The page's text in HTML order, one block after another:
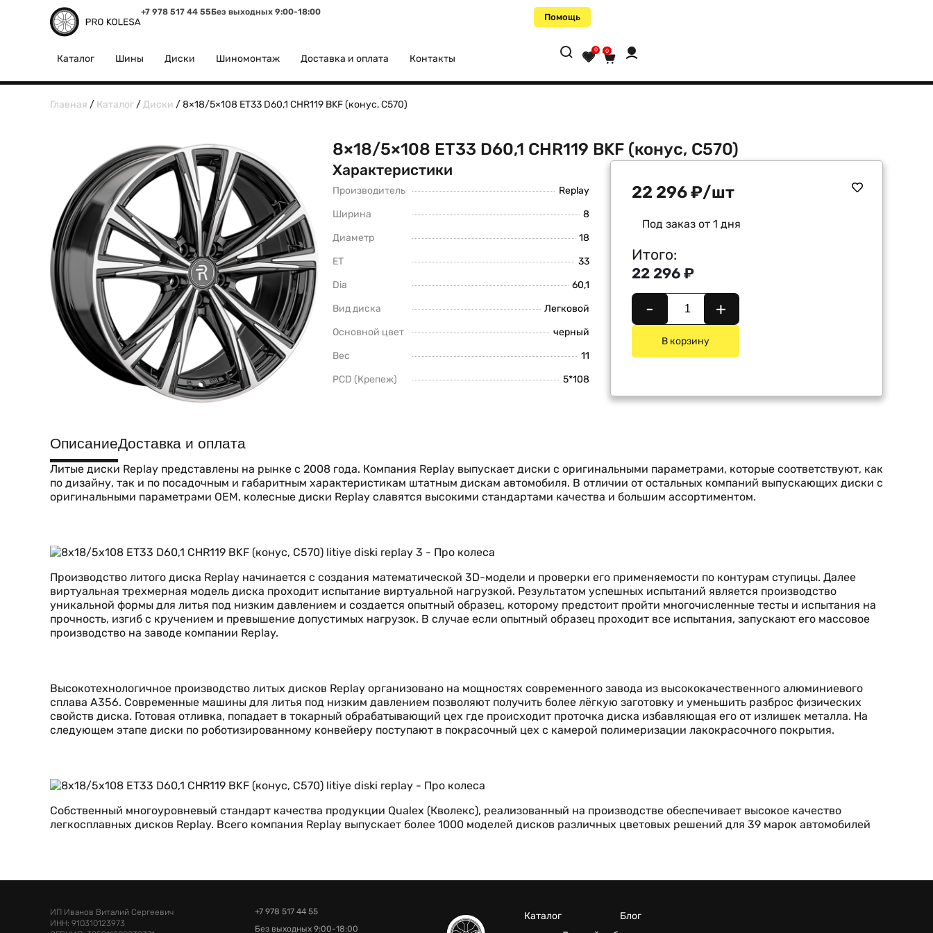
+7 978 517 44 55Без выходных 9:00-18:00 Помощь
Каталог Шины Диски Шиномонтаж Доставка и оплата Контакты
0 0
Главная / Каталог /Диски / 8×18/5×108 ET33 D60,1 CHR119 BKF (конус, C570)
8×18/5×108 ET33 D60,1 CHR119 BKF (конус, C570)
Характеристики
Производитель
Replay
Ширина
8
Диаметр
18
ET
33
Dia
60,1
Вид диска
Легковой
Основной цвет
черный
Вес
11
PCD (Крепеж)
5*108
22 296₽/шт
Под заказ от 1 дня
Итого:
22 296 ₽
- +
В корзину
ОписаниеДоставка и оплата
Литые диски Replay представлены на рынке с 2008 года. Компания Replay выпускает диски с оригинальными параметрами, которые соответствуют, как
по дизайну, так и по посадочным и габаритным характеристикам штатным дискам автомобиля. В отличии от остальных компаний выпускающих диски с
оригинальными параметрами OEM, колесные диски Replay славятся высокими стандартами качества и большим ассортиментом.
Производство литого диска Replay начинается с создания математической 3D-модели и проверки его применяемости по контурам ступицы. Далее
виртуальная трехмерная модель диска проходит испытание виртуальной нагрузкой. Результатом успешных испытаний является производство
уникальной формы для литья под низким давлением и создается опытный образец, которому предстоит пройти многочисленные тесты и испытания на
прочность, изгиб с кручением и превышение допустимых нагрузок. В случае если опытный образец проходит все испытания, запускают его массовое
производство на заводе компании Replay.
Высокотехнологичное производство литых дисков Replay организовано на мощностях современного завода из высококачественного алюминиевого
сплава А356. Современные машины для литья под низким давлением позволяют получить более лёгкую заготовку и уменьшить разброс физических
свойств диска. Готовая отливка, попадает в токарный обрабатывающий цех где происходит проточка диска избавляющая его от излишек металла. На
следующем этапе диски по роботизированному конвейеру поступают в покрасочный цех с камерой полимеризации лакокрасочного покрытия.
Собственный многоуровневый стандарт качества продукции Qualex (Кволекс), реализованный на производстве обеспечивает высокое качество
легкосплавных дисков Replay. Всего компания Replay выпускает более 1000 моделей дисков различных цветовых решений для 39 марок автомобилей
ИП Иванов Виталий Сергеевич
ИНН: 910310123973
+7 978 517 44 55
Без выходных 9:00-18:00
Каталог
Блог